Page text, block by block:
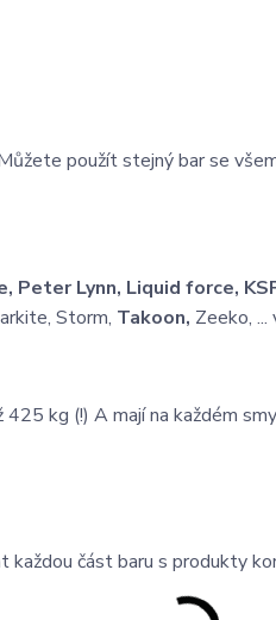
použít stejný bar se
Peter Lynn, Liquid force,
Storm, Takoon, Zeeko,
kg (!) A mají na každém
část baru s produkty